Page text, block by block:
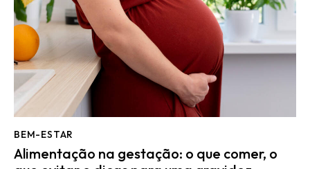
BEM-ESTAR
Alimentação na gestação: o que comer, o